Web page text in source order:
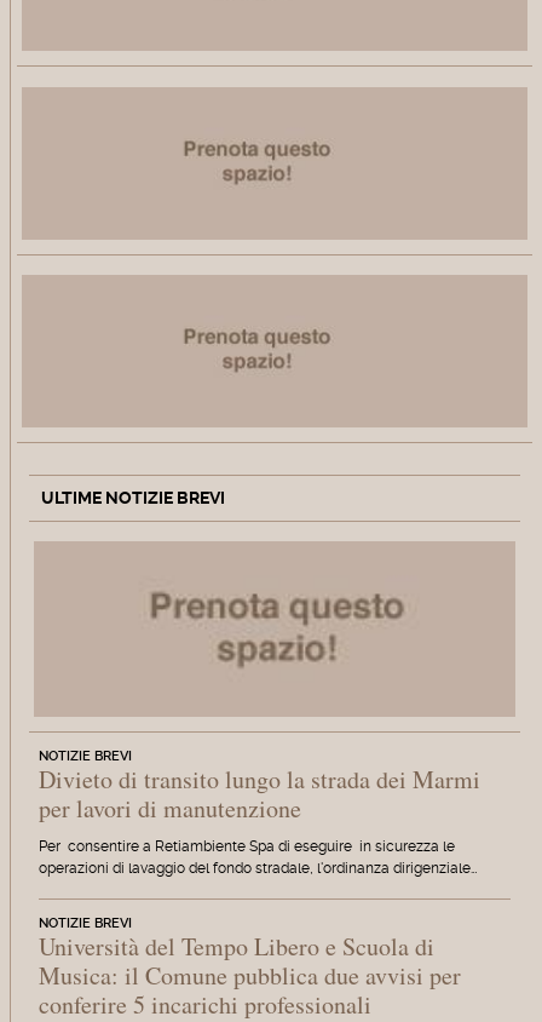
ULTIME NOTIZIE BREVI
NOTIZIE BREVI
Divieto di transito lungo la strada dei Marmi
per lavori di manutenzione
Per consentire a Retiambiente Spa di eseguire in sicurezza le
operazioni di lavaggio del fondo stradale, l'ordinanza dirigenziale…
NOTIZIE BREVI
Università del Tempo Libero e Scuola di
Musica: il Comune pubblica due avvisi per
conferire 5 incarichi professionali